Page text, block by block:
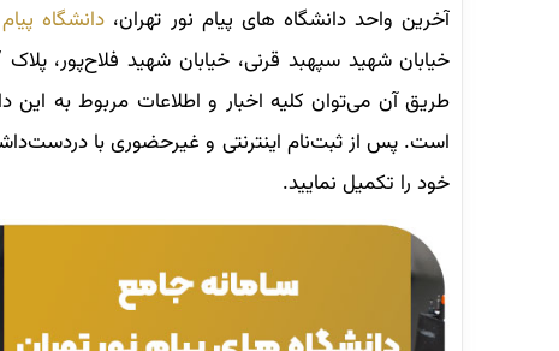
آخرین واحد دانشگاه های پیام نور تهران، دانشگاه
است. پس از ثبت‌نام اینترنتی و غیرحضوری با
خود را تکمیل نمایید.